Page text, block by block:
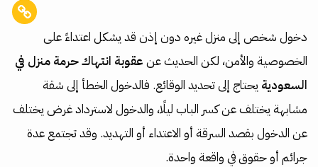
دخول شخص إلى منزل غيره دون إذن قد يشكل اعتداءً على
الخصوصية والأمن، لكن الحديث عن عقوبة انتهاك حرمة منزل في
السعودية يحتاج إلى تحديد الوقائع. فالدخول الخطأ إلى شقة
مشابهة يختلف عن كسر الباب ليلًا، والدخول لاسترداد غرض يختلف
عن الدخول بقصد السرقة أو الاعتداء أو التهديد. وقد تجتمع عدة
جرائم أو حقوق في واقعة واحدة.